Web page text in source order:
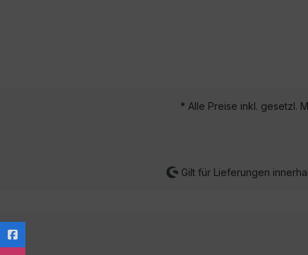
* Alle Preise inkl. gesetzl.
Gilt für Lieferungen